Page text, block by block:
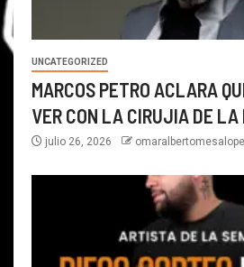
UNCATEGORIZED
MARCOS PETRO ACLARA
VER CON LA CIRUJIA DE LA
julio 26, 2026